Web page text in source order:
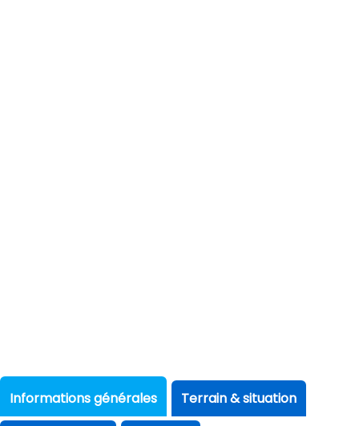
Informations générales Terrain & situation